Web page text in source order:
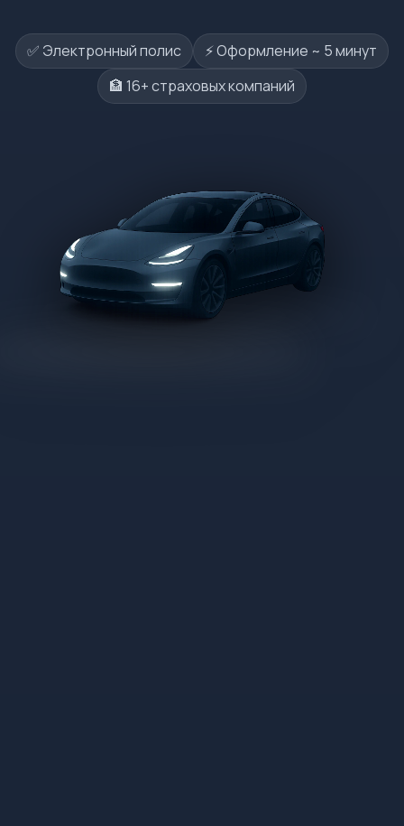
✅ Электронный полис
⚡️ Оформление ~ 5 минут
🏦 16+ страховых компаний